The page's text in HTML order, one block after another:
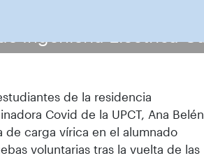
de la residencia
Covid de la UPCT, Ana Belén
de carga vírica en el alumnado
voluntarias tras la vuelta de las